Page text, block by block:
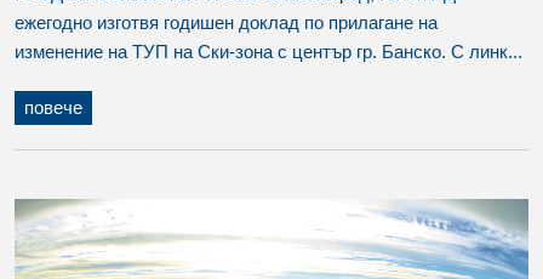
ежегодно изготвя годишен доклад по прилагане на
изменение на ТУП на Ски-зона с център гр. Банско. С линк...
повече